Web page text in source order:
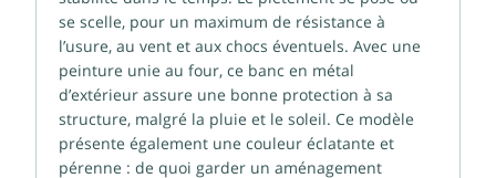
se scelle, pour un maximum de résistance à
l’usure, au vent et aux chocs éventuels. Avec une
peinture unie au four, ce banc en métal
d’extérieur assure une bonne protection à sa
structure, malgré la pluie et le soleil. Ce modèle
présente également une couleur éclatante et
pérenne : de quoi garder un aménagement